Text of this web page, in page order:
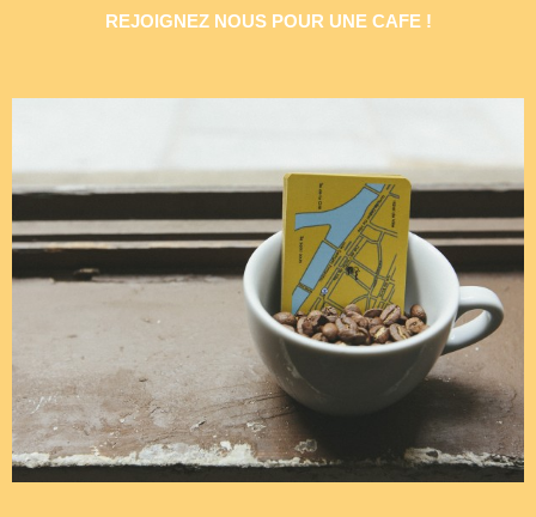
REJOIGNEZ NOUS POUR UNE CAFE !